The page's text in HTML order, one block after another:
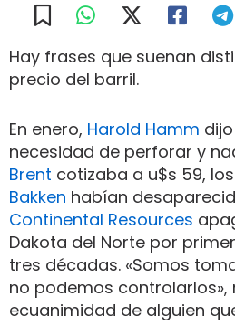
Hay frases que suenan
precio del barril.
En enero, Harold Hamm
necesidad de perforar y
Brent cotizaba a u$s 59,
Bakken habían
Continental Resources
Dakota del Norte por
tres décadas. «Somos
no podemos controlarlos»,
ecuanimidad de alguien